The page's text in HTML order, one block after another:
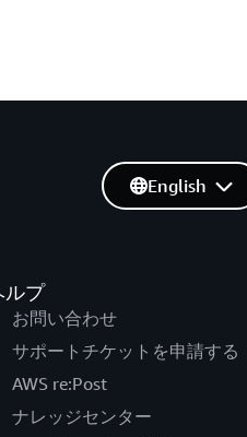
ルプ
お問い合わせ
サポートチケットを申請する
AWS re:Post
ナレッジセンター
English